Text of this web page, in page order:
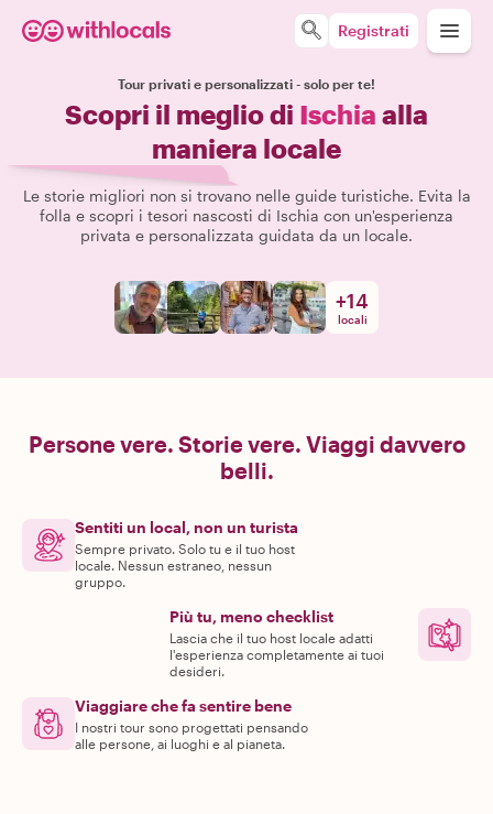
Registrati
Tour privati e personalizzati - solo per te!
Scopri il meglio di Ischia alla
maniera locale
Le storie migliori non si trovano nelle guide turistiche. Evita la
folla e scopri i tesori nascosti di Ischia con un'esperienza
privata e personalizzata guidata da un locale.
+14
locali
Persone vere. Storie vere. Viaggi davvero
belli.
Sentiti un local, non un turista
Sempre privato. Solo tu e il tuo host
locale. Nessun estraneo, nessun
gruppo.
Più tu, meno checklist
Lascia che il tuo host locale adatti
l'esperienza completamente ai tuoi
desideri.
Viaggiare che fa sentire bene
I nostri tour sono progettati pensando
alle persone, ai luoghi e al pianeta.